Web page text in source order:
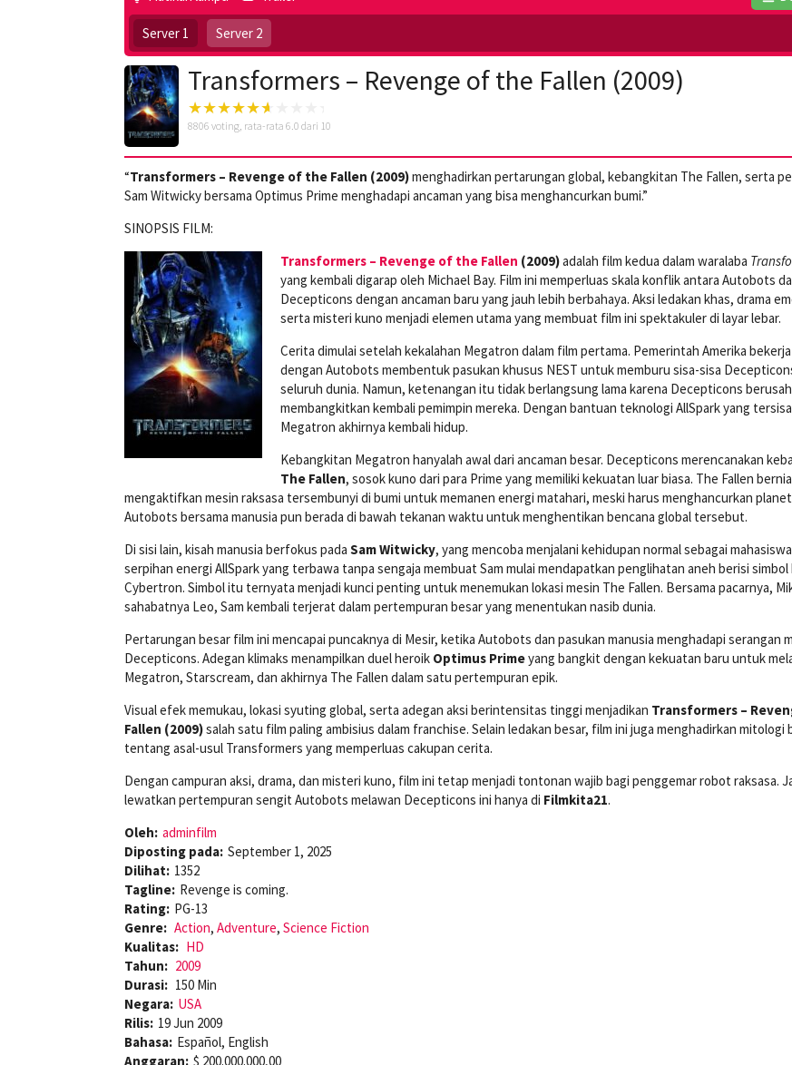
Server 1 Server 2
Transformers – Revenge of the Fallen (2009)
8806 voting, rata-rata 6.0 dari 10
“Transformers – Revenge of the Fallen (2009)menghadirkan pertarungan global, kebangkitan The Fallen, serta
Sam Witwicky bersama Optimus Prime menghadapi ancaman yang bisa menghancurkan bumi.”
SINOPSIS FILM:
Transformers – Revenge of the Fallen (2009)adalah film kedua dalam waralaba
yang kembali digarap oleh Michael Bay. Film ini memperluas skala konflik antara Autobots
Decepticons dengan ancaman baru yang jauh lebih berbahaya. Aksi ledakan khas, drama
serta misteri kuno menjadi elemen utama yang membuat film ini spektakuler di layar lebar.
Cerita dimulai setelah kekalahan Megatron dalam film pertama. Pemerintah Amerika bekerja
dengan Autobots membentuk pasukan khusus NEST untuk memburu sisa-sisa
seluruh dunia. Namun, ketenangan itu tidak berlangsung lama karena Decepticons
membangkitkan kembali pemimpin mereka. Dengan bantuan teknologi AllSpark yang
Megatron akhirnya kembali hidup.
Kebangkitan Megatron hanyalah awal dari ancaman besar. Decepticons merencanakan
The Fallen, sosok kuno dari para Prime yang memiliki kekuatan luar biasa. The Fallen
mengaktifkan mesin raksasa tersembunyi di bumi untuk memanen energi matahari, meski harus menghancurkan
Autobots bersama manusia pun berada di bawah tekanan waktu untuk menghentikan bencana global tersebut.
Di sisi lain, kisah manusia berfokus pada Sam Witwicky, yang mencoba menjalani kehidupan normal sebagai
serpihan energi AllSpark yang terbawa tanpa sengaja membuat Sam mulai mendapatkan penglihatan aneh berisi simbol
Cybertron. Simbol itu ternyata menjadi kunci penting untuk menemukan lokasi mesin The Fallen. Bersama pacarnya,
sahabatnya Leo, Sam kembali terjerat dalam pertempuran besar yang menentukan nasib dunia.
Pertarungan besar film ini mencapai puncaknya di Mesir, ketika Autobots dan pasukan manusia menghadapi serangan
Decepticons. Adegan klimaks menampilkan duel heroik Optimus Primeyang bangkit dengan kekuatan baru untuk
Megatron, Starscream, dan akhirnya The Fallen dalam satu pertempuran epik.
Visual efek memukau, lokasi syuting global, serta adegan aksi berintensitas tinggi menjadikan Transformers –
Fallen (2009)salah satu film paling ambisius dalam franchise. Selain ledakan besar, film ini juga menghadirkan mitologi
tentang asal-usul Transformers yang memperluas cakupan cerita.
Dengan campuran aksi, drama, dan misteri kuno, film ini tetap menjadi tontonan wajib bagi penggemar robot raksasa.
lewatkan pertempuran sengit Autobots melawan Decepticons ini hanya di Filmkita21.
Oleh: adminfilm
Diposting pada: September 1, 2025
Dilihat: 1352
Tagline: Revenge is coming.
Rating: PG-13
Genre: Action, Adventure, Science Fiction
Kualitas: HD
Tahun: 2009
Durasi: 150 Min
Negara: USA
Rilis: 19 Jun 2009
Bahasa: Español, English
Anggaran: $ 200.000.000,00